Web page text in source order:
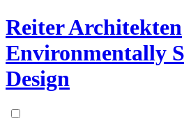
Reiter Architekten
Environmentally
Design